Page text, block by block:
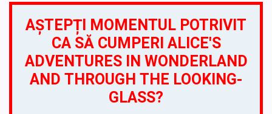
AȘTEPȚI MOMENTUL POTRIVIT
CA SĂ CUMPERI ALICE'S
ADVENTURES IN WONDERLAND
AND THROUGH THE LOOKING-
GLASS?